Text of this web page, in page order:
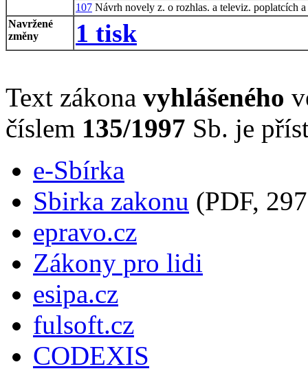
107 Návrh novely z. o rozhlas. a televiz. poplatcích
Navržené
změny
1 tisk
Text zákona vyhlášeného
číslem 135/1997 Sb. je
e-Sbírka
Sbirka zakonu (PDF,
epravo.cz
Zákony pro lidi
esipa.cz
fulsoft.cz
CODEXIS